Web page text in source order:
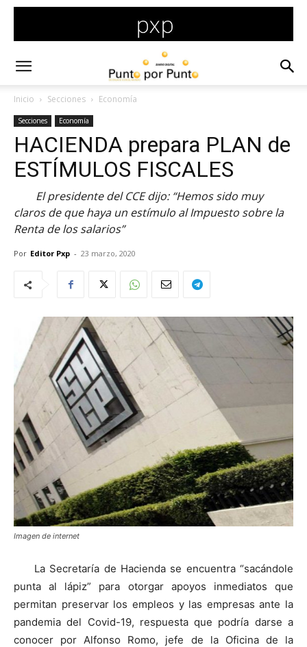
Inicio Secciones Economía
Secciones Economía
HACIENDA prepara PLAN de
ESTÍMULOS FISCALES
El presidente del CCE dijo: “Hemos sido muy
claros de que haya un estímulo al Impuesto sobre la
Renta de los salarios”
Por Editor Pxp - 23 marzo, 2020
Imagen de internet
La Secretaría de Hacienda se encuentra “sacándole
punta al lápiz” para otorgar apoyos inmediatos que
permitan preservar los empleos y las empresas ante la
pandemia del Covid-19, respuesta que podría darse a
conocer por Alfonso Romo, jefe de la Oficina de la